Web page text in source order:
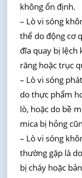
không ổn định.
– Lò vi sóng
thể do động cơ
đĩa quay bị lệch
răng hoặc trục
– Lò vi sóng
do thực phẩm
lò, hoặc do bề
mica bị hỏng
– Lò vi sóng
thường gặp là
bị cháy hoặc